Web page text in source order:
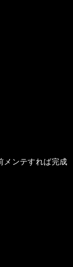
メンテすれば完成